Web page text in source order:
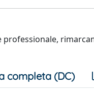
completa (DC)